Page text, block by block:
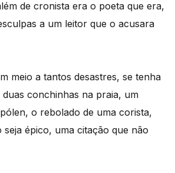
de cronista era o poeta que era,
a um leitor que o acusara
meio a tantos desastres, se tenha
conchinhas na praia, um
o rebolado de uma corista,
épico, uma citação que não